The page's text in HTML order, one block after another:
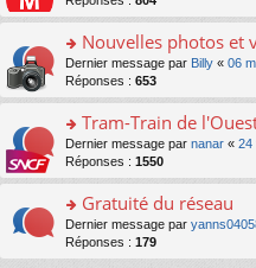
pl
u
s
ré
c
o
n
lu
le
pl
u
ré
c
e
nt
s
a
g
e
n
o
n
lu
le
pl
s
ré
c
s
ult
er
le
m
e
s
s
a
g
n
o
n
o
n
s
ult
er
le
m
e
s
s
a
g
Nouvelles photos et
Dernier message par Billy « 06
Réponses : 653
o
n
s
ult
er
le
m
Tram-Train de
Dernier message par nanar « 24
Réponses : 1550
o
n
s
Gratuité du réseau
Dernier message par
Réponses : 179